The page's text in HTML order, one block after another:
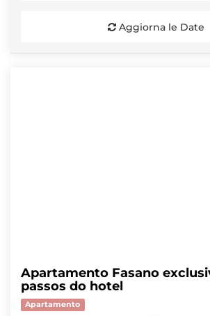
Aggiorna le Date
Apartamento Fasano
passos do hotel
Apartamento